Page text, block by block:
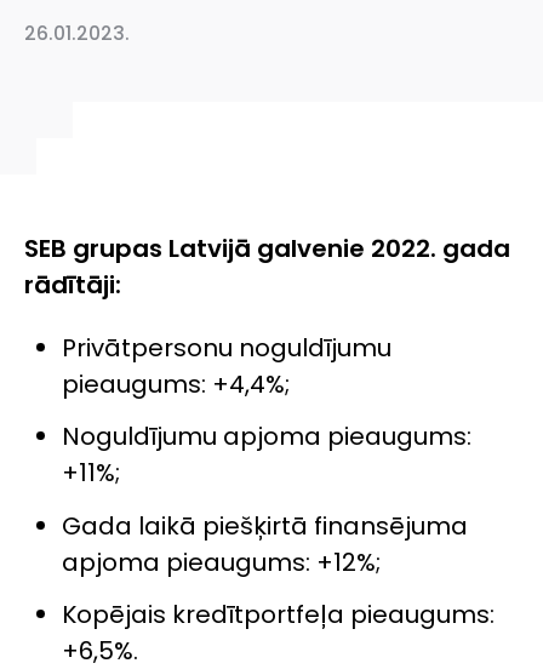
26.01.2023.
SEB grupas Latvijā galvenie 2022. gada
rādītāji:
Privātpersonu noguldījumu
pieaugums: +4,4%;
Noguldījumu apjoma pieaugums:
+11%;
Gada laikā piešķirtā finansējuma
apjoma pieaugums: +12%;
Kopējais kredītportfeļa pieaugums:
+6,5%.